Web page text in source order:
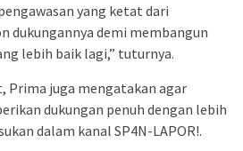
yang ketat dari
dukungannya demi membangun
lebih baik lagi,” tuturnya.
Prima juga mengatakan agar
dukungan penuh dengan lebih
dalam kanal SP4N-LAPOR!.